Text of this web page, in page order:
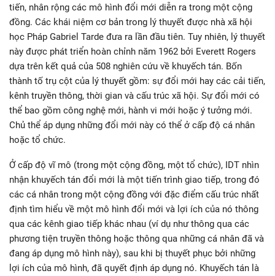
tiến, nhân rộng các mô hình đổi mới diễn ra trong một cộng
đồng. Các khái niệm cơ bản trong lý thuyết được nhà xã hội
học Pháp Gabriel Tarde đưa ra lần đầu tiên. Tuy nhiên, lý thuyết
này được phát triển hoàn chỉnh năm 1962 bởi Everett Rogers
dựa trên kết quả của 508 nghiên cứu về khuyếch tán. Bốn
thành tố trụ cột của lý thuyết gồm: sự đổi mới hay các cải tiến,
kênh truyền thông, thời gian và cấu trúc xã hội. Sự đổi mới có
thể bao gồm công nghệ mới, hành vi mới hoặc ý tưởng mới.
Chủ thể áp dụng những đổi mới này có thể ở cấp độ cá nhân
hoặc tổ chức.
Ở cấp độ vĩ mô (trong một cộng đồng, một tổ chức), IDT nhìn
nhận khuyếch tán đổi mới là một tiến trình giao tiếp, trong đó
các cá nhân trong một cộng đồng với đặc điểm cấu trúc nhất
định tìm hiểu về một mô hình đổi mới và lợi ích của nó thông
qua các kênh giao tiếp khác nhau (ví dụ như thông qua các
phương tiện truyền thông hoặc thông qua những cá nhân đã và
đang áp dụng mô hình này), sau khi bị thuyết phục bởi những
lợi ích của mô hình, đã quyết định áp dụng nó. Khuyếch tán là